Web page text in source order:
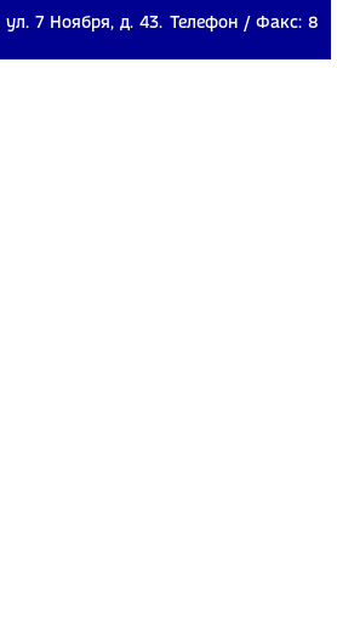
ул. 7 Ноября, д. 43. Телефон / Факс: 8